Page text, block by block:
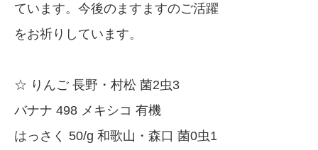
ています。今後のますますのご活躍
をお祈りしています。
☆ りんご 長野・村松 菌2虫3
バナナ 498 メキシコ 有機
はっさく 50/g 和歌山・森口 菌0虫1